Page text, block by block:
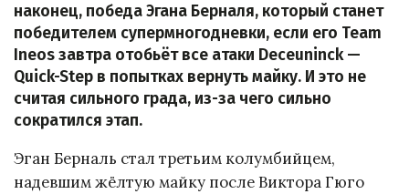
наконец, победа Эгана Берналя, который станет
победителем супермногодневки, если его Team
Ineos завтра отобьёт все атаки Deceuninck —
Quick-Step в попытках вернуть майку. И это не
считая сильного града, из-за чего сильно
сократился этап.
Эган Берналь стал третьим колумбийцем,
надевшим жёлтую майку после Виктора Гюго